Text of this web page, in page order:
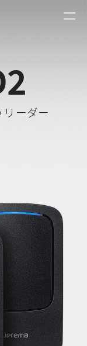
リーダー